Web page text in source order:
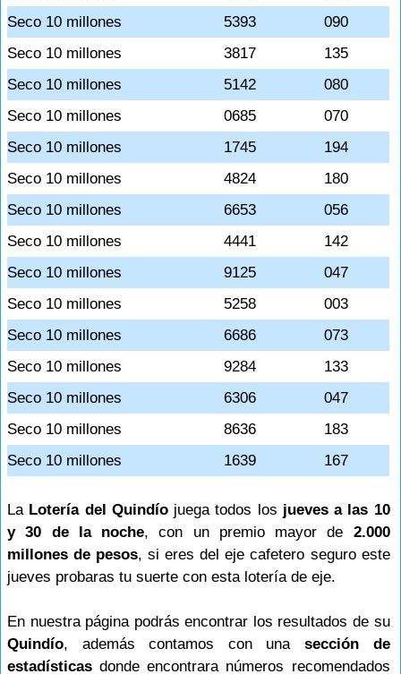
Seco 10 millones
5393
090
Seco 10 millones
3817
135
Seco 10 millones
5142
080
Seco 10 millones
0685
070
Seco 10 millones
1745
194
Seco 10 millones
4824
180
Seco 10 millones
6653
056
Seco 10 millones
4441
142
Seco 10 millones
9125
047
Seco 10 millones
5258
003
Seco 10 millones
6686
073
Seco 10 millones
9284
133
Seco 10 millones
6306
047
Seco 10 millones
8636
183
Seco 10 millones
1639 167
La Lotería del Quindíojuega todos los jueves a las 10
y 30 de la noche, con un premio mayor de 2.000
millones de pesos, si eres del eje cafetero seguro este
jueves probaras tu suerte con esta lotería de eje.
En nuestra página podrás encontrar los resultados de su
Quindío, además contamos con una sección de
estadísticas donde encontrara números recomendados